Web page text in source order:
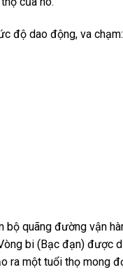
độ dao động, va chạm:
quãng đường vận
bi (Bạc đạn) được
ra một tuổi thọ mong